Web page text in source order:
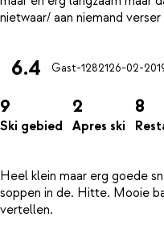
6.4 Gast-1282126-02-
9
Ski gebied
2
Apres ski
8
Heel klein maar erg goede
soppen in de. Hitte. Mooie